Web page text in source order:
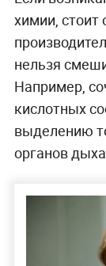
химии,
нельзя
Например,
кислотных
выделению
органов